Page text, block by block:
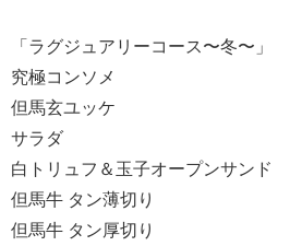
「ラグジュアリーコース〜冬〜」
究極コンソメ
但馬玄ユッケ
サラダ
白トリュフ＆玉子オープンサンド
但馬牛 タン薄切り
但馬牛 タン厚切り